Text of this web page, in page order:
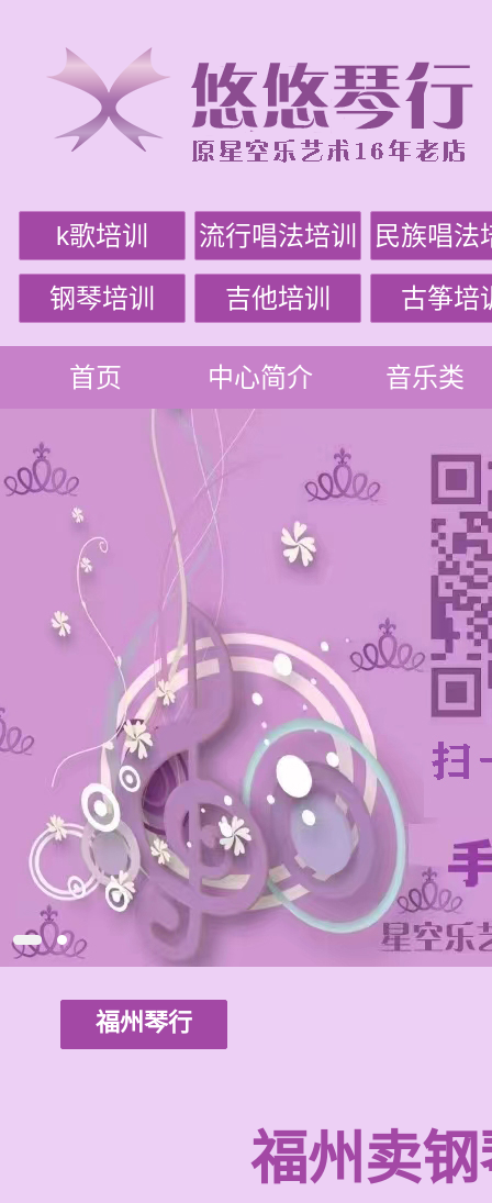
k歌培训 流行唱法培训 民族唱法
钢琴培训 吉他培训 古筝培
首页 中心简介 音乐类
福州琴行
福州卖